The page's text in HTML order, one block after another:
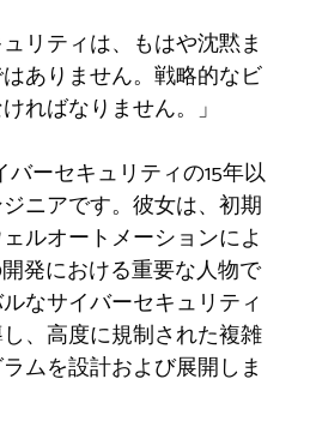
リティは、もはや沈黙ま
ありません。戦略的なビ
ればなりません。」
バーセキュリティの15年以
ニアです。彼女は、初期
ルオートメーションによ
発における重要な人物で
なサイバーセキュリティ
、高度に規制された複雑
ムを設計および展開しま